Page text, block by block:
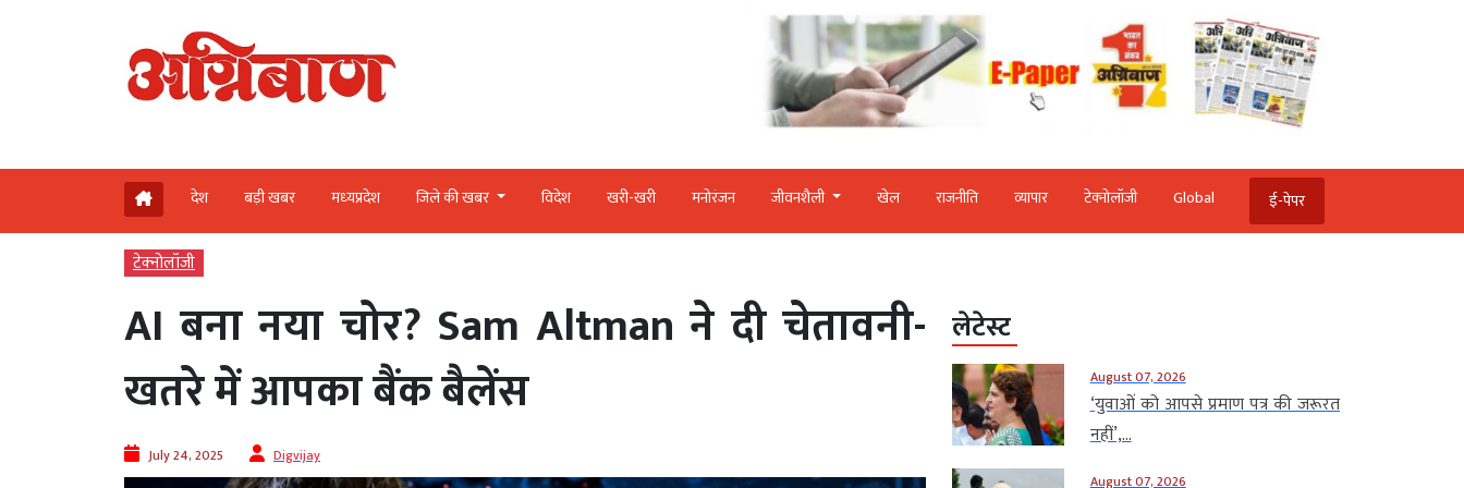
देश बड़ी खबर मध्‍यप्रदेश जिले की खबर विदेश खरी-खरी मनोरंजन जीवनशैली खेल राजनीति व्‍यापार टेक्‍नोलॉजी Global ई-पेपर
टेक्‍नोलॉजी
AI बना नया चोर? Sam Altman ने दी चेतावनी-
खतरे में आपका बैंक बैलेंस
July 24, 2025 Digvijay
लेटेस्ट
August 07, 2026
‘युवाओं को आपसे प्रमाण पत्र की जरूरत
नहीं’,...
August 07, 2026